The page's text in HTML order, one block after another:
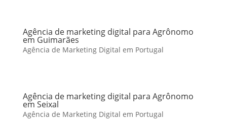
Agência de marketing digital para Agrônomo
em Guimarães
Agência de Marketing Digital em Portugal
Agência de marketing digital para Agrônomo
em Seixal
Agência de Marketing Digital em Portugal